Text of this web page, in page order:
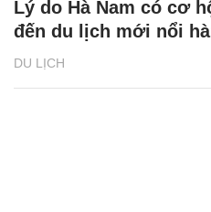
DU LỊCH
Lý do Hà Nam có cơ
đến du lịch mới nổi